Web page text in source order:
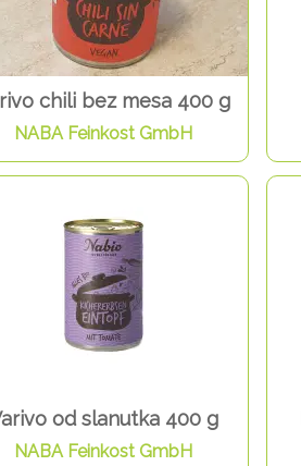
chili bez mesa 400 g
NABA Feinkost GmbH
od slanutka 400 g
NABA Feinkost GmbH